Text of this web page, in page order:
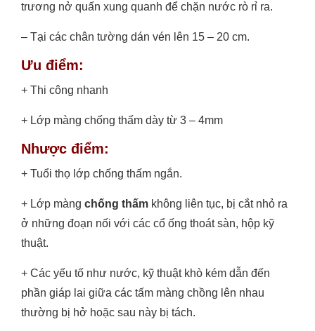
trương nở quấn xung quanh để chặn nước rò rỉ ra.
– Tại các chân tường dán vén lên 15 – 20 cm.
Ưu điểm:
+ Thi công nhanh
+ Lớp màng chống thấm dày từ 3 – 4mm
Nhược điểm:
+ Tuổi thọ lớp chống thấm ngắn.
+ Lớp màng chống thấm không liên tục, bị cắt nhỏ ra
ở những đoạn nối với các cổ ống thoát sàn, hộp kỹ
thuật.
+ Các yếu tố như nước, kỹ thuật khò kém dẫn đến
phần giáp lai giữa các tấm màng chồng lên nhau
thường bị hở hoặc sau này bị tách.